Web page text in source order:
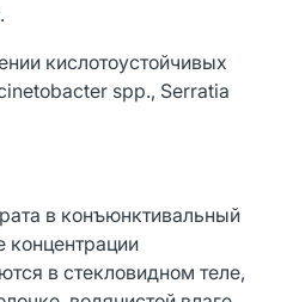
кислотоустойчивых
spp., Serratia
в конъюнктивальный
концентрации
в стекловидном теле,